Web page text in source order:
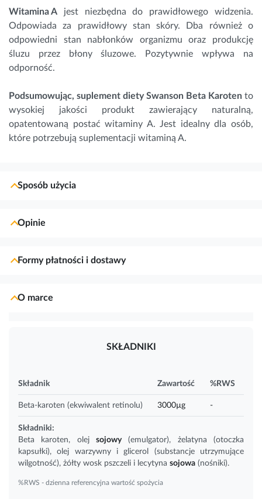
Witamina A jest niezbędna do prawidłowego widzenia.
Odpowiada za prawidłowy stan skóry. Dba również o
odpowiedni stan nabłonków organizmu oraz produkcję
śluzu przez błony śluzowe. Pozytywnie wpływa na
odporność.
Podsumowując, suplement diety Swanson Beta Karoten to
wysokiej jakości produkt zawierający naturalną,
opatentowaną postać witaminy A. Jest idealny dla osób,
które potrzebują suplementacji witaminą A.
Sposób użycia
Opinie
Formy płatności i dostawy
O marce
SKŁADNIKI
Składnik Zawartość %RWS
Beta-karoten (ekwiwalent retinolu) 3000µg -
Składniki:
Beta karoten, olejsojowy (emulgator), żelatyna (otoczka
kapsułki), olej warzywny i glicerol (substancje utrzymujące
wilgotność), żółty wosk pszczeli i lecytyna sojowa (nośniki).
%RWS - dzienna referencyjna wartość spożycia